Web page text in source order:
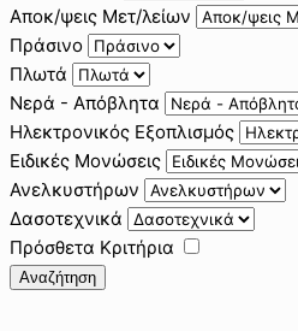
Αποκ/ψεις Μετ/λείων
Πράσινο
Πλωτά
Νερά - Απόβλητα
Ηλεκτρονικός Εξοπλισμός
Ειδικές Μονώσεις
Ανελκυστήρων
Δασοτεχνικά
Πρόσθετα Κριτήρια
Αναζήτηση